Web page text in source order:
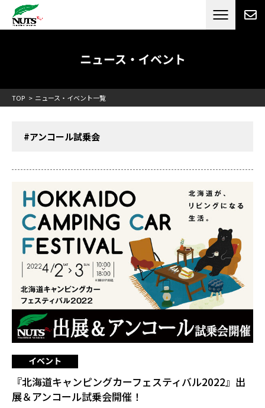
日本最大級のキャンピングカーメーカー
RV[テレビCM放送]
ニュース・イベント
TOP ニュース・イベント一覧
#アンコール試乗会
イベント
『北海道キャンピングカーフェスティバル2022』出
展＆アンコール試乗会開催！